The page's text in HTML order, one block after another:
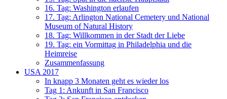
16. Tag: Washington erlaufen
17. Tag: Arlington National Cemetery und National
Museum of Natural History
18. Tag: Willkommen in der Stadt der Liebe
19. Tag: ein Vormittag in Philadelphia und die
Heimreise
Zusammenfassung
USA 2017
In knapp 3 Monaten geht es wieder los
Tag 1: Ankunft in San Francisco